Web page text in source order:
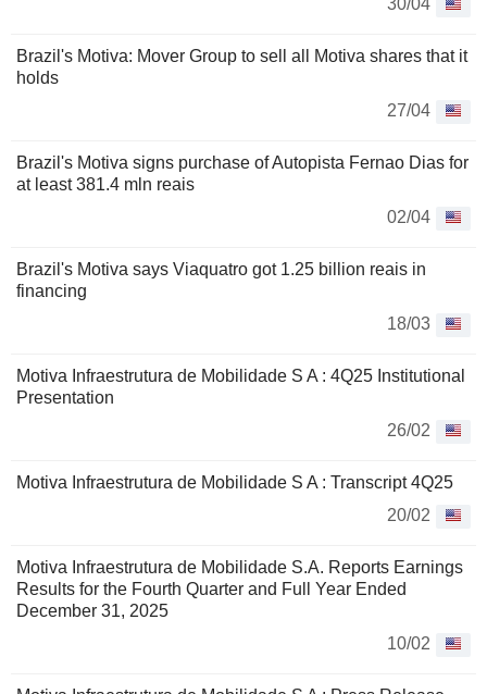
30/04
Brazil's Motiva: Mover Group to sell all Motiva shares that it
holds
27/04
Brazil's Motiva signs purchase of Autopista Fernao Dias for
at least 381.4 mln reais
02/04
Brazil's Motiva says Viaquatro got 1.25 billion reais in
financing
18/03
Motiva Infraestrutura de Mobilidade S A : 4Q25 Institutional
Presentation
26/02
Motiva Infraestrutura de Mobilidade S A : Transcript 4Q25
20/02
Motiva Infraestrutura de Mobilidade S.A. Reports Earnings
Results for the Fourth Quarter and Full Year Ended
December 31, 2025
10/02